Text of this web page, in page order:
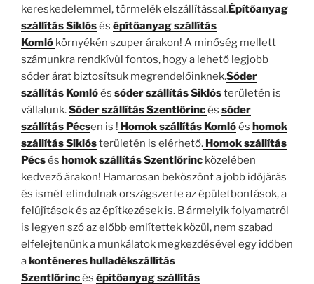
kereskedelemmel, törmelék elszállítással.Építőanyag
szállítás Siklósés építőanyag szállítás
Komló környékén szuper árakon! A minőség mellett
számunkra rendkívül fontos, hogy a lehető legjobb
sóder árat biztosítsuk megrendelőinknek.Sóder
szállítás Komlóés sóder szállítás Siklósterületén is
vállalunk.Sóder szállítás Szentlőrincés sóder
szállítás Pécsen is ! Homok szállítás Komlóés homok
szállítás Siklósterületén is elérhető. Homok szállítás
Pécsés homok szállítás Szentlőrinc közelében
kedvező árakon! Hamarosan beköszönt a jobb időjárás
és ismét elindulnak országszerte az épületbontások, a
felújítások és az építkezések is. B ármelyik folyamatról
is legyen szó az előbb említettek közül, nem szabad
elfelejtenünk a munkálatok megkezdésével egy időben
akonténeres hulladékszállítás
Szentlőrincés építőanyag szállítás